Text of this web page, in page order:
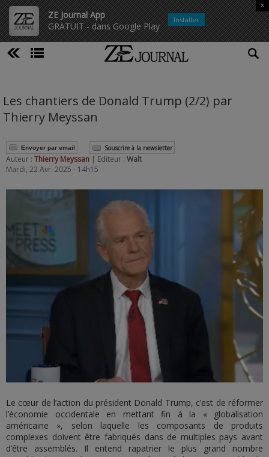
ZE Journal App
GRATUIT - dans Google Play
x
Installer
Les chantiers de Donald Trump (2/2) par
Thierry Meyssan
Envoyer par email Souscrire à la newsletter
Auteur : Thierry Meyssan | Editeur : Walt
Mardi, 22 Avr. 2025 - 14h15
Le cœur de l’action du président Donald Trump, c’est de réformer
l’économie occidentale en mettant fin à la « globalisation
américaine », selon laquelle les composants de produits
complexes doivent être fabriqués dans de multiples pays avant
d’être assemblés. Il entend rapatrier le plus grand nombre